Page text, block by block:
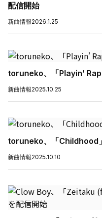
配信開始
新曲情報2026.1.25
toruneko、「Playin’
新曲情報2025.10.25
toruneko、「Childhood
新曲情報2025.10.10